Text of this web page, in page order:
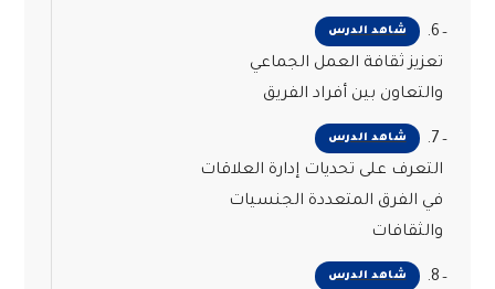
شاهد الدرس
6.
تعزيز ثقافة العمل الجماعي
والتعاون بين أفراد الفريق
شاهد الدرس
7.
التعرف على تحديات إدارة العلاقات
في الفرق المتعددة الجنسيات
والثقافات
شاهد الدرس
8.